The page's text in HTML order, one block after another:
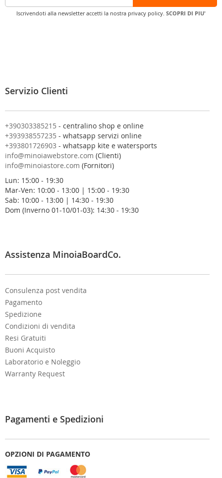
c
l
n
o
s
t
r
a
e
w
s
l
e
:
Iscrivendoti alla newsletter accetti la nostra privacy policy. SCOPRI DI PIU'
Servizio Clienti
+390303385215 - centralino shop e online
+393938557235 - whatsapp servizi online
+393801726903 - whatsapp kite e watersports
info@minoiawebstore.com (Clienti)
info@minoiastore.com (Fornitori)
Lun: 15:00 - 19:30
Mar-Ven: 10:00 - 13:00 | 15:00 - 19:30
Sab: 10:00 - 13:00 | 14:30 - 19:30
Dom (Inverno 01-10/01-03): 14:30 - 19:30
Assistenza MinoiaBoardCo.
Consulenza post vendita
Pagamento
Spedizione
Condizioni di vendita
Resi Gratuiti
Buoni Acquisto
Laboratorio e Noleggio
Warranty Request
Pagamenti e Spedizioni
OPZIONI DI PAGAMENTO